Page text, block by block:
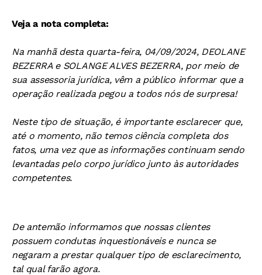
Veja a nota completa:
Na manhã desta quarta-feira, 04/09/2024, DEOLANE
BEZERRA e SOLANGE ALVES BEZERRA, por meio de
sua assessoria jurídica, vêm a público informar que a
operação realizada pegou a todos nós de surpresa!
Neste tipo de situação, é importante esclarecer que,
até o momento, não temos ciência completa dos
fatos, uma vez que as informações continuam sendo
levantadas pelo corpo jurídico junto às autoridades
competentes.
De antemão informamos que nossas clientes
possuem condutas inquestionáveis e nunca se
negaram a prestar qualquer tipo de esclarecimento,
tal qual farão agora.